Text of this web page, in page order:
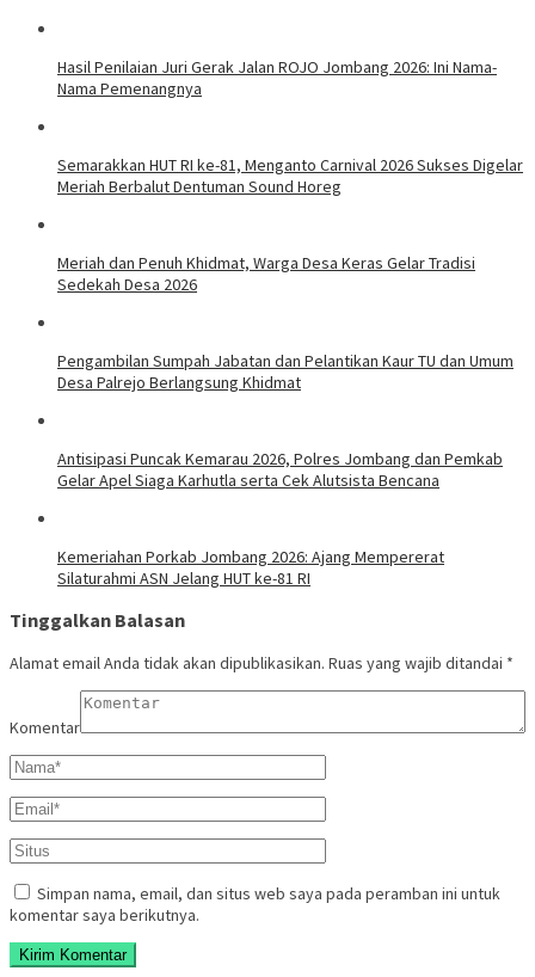
Hasil Penilaian Juri Gerak Jalan ROJO Jombang 2026: Ini Nama-
Nama Pemenangnya
Semarakkan HUT RI ke-81, Menganto Carnival 2026 Sukses Digelar
Meriah Berbalut Dentuman Sound Horeg
Meriah dan Penuh Khidmat, Warga Desa Keras Gelar Tradisi
Sedekah Desa 2026
Pengambilan Sumpah Jabatan dan Pelantikan Kaur TU dan Umum
Desa Palrejo Berlangsung Khidmat
Antisipasi Puncak Kemarau 2026, Polres Jombang dan Pemkab
Gelar Apel Siaga Karhutla serta Cek Alutsista Bencana
Kemeriahan Porkab Jombang 2026: Ajang Mempererat
Silaturahmi ASN Jelang HUT ke-81 RI
Tinggalkan Balasan
Alamat email Anda tidak akan dipublikasikan. Ruas yang wajib ditandai *
Komentar
Simpan nama, email, dan situs web saya pada peramban ini untuk
komentar saya berikutnya.